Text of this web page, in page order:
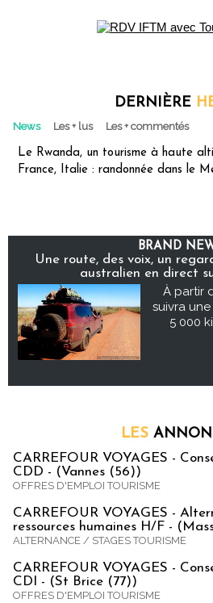
DERNIÈRE
News Les + lus Les + commentés
Le Rwanda, un tourisme à haute
France, Italie : randonnée dans le
BRAND
Une route, des voix, un
australien en direct
À partir
suivra
5 000
LES
CARREFOUR VOYAGES -
CDD - (Vannes (56))
OFFRES D'EMPLOI TOURISME
CARREFOUR VOYAGES -
ressources humaines H/F -
ALTERNANCE / STAGES TOURISME
CARREFOUR VOYAGES -
CDI - (St Brice (77))
OFFRES D'EMPLOI TOURISME